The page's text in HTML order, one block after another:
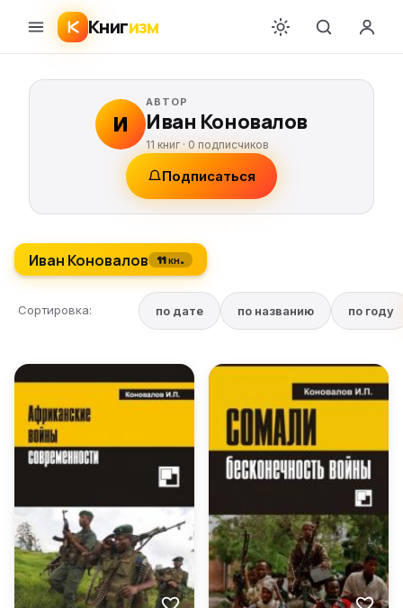
Книгизм
И
АВТОР
Иван Коновалов
11 книг ·0 подписчиков
Подписаться
Иван Коновалов 11 кн.
Сортировка: по дате по названию по году